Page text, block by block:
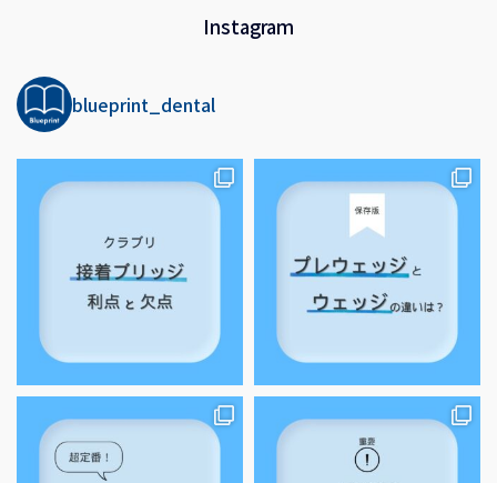
Instagram
blueprint_dental